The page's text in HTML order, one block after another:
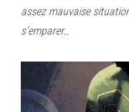
assez mauvaise
s’emparer…